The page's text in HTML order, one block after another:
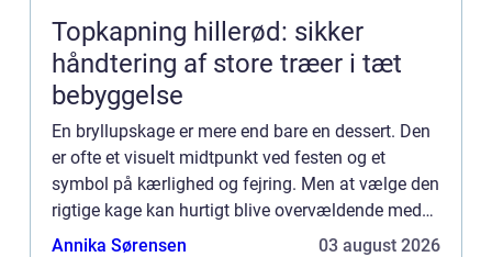
Topkapning hillerød: sikker
håndtering af store træer i tæt
bebyggelse
En bryllupskage er mere end bare en dessert. Den
er ofte et visuelt midtpunkt ved festen og et
symbol på kærlighed og fejring. Men at vælge den
rigtige kage kan hurtigt blive overvældende med
utallige smagsvarianter, stø...
Annika Sørensen 03 august 2026